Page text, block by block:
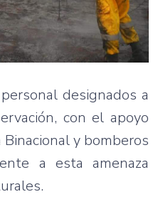
designados a
con el apoyo
y bomberos
a esta amenaza